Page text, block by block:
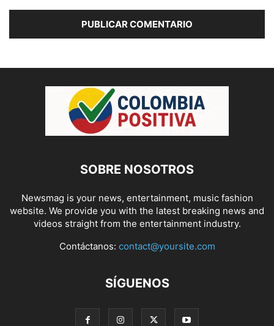
SOBRE NOSOTROS
Newsmag is your news, entertainment, music fashion
website. We provide you with the latest breaking news and
videos straight from the entertainment industry.
Contáctanos: contact@yoursite.com
SÍGUENOS